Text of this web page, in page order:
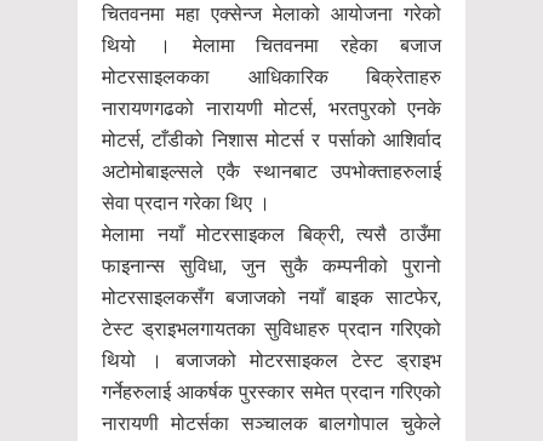
चितवनमा महा एक्सेन्ज मेलाको आयोजना गरेको
थियो । मेलामा चितवनमा रहेका बजाज
मोटरसाइलकका आधिकारिक बिक्रेताहरु
नारायणगढको नारायणी मोटर्स, भरतपुरको एनके
मोटर्स, टाँडीको निशास मोटर्स र पर्साको आशिर्वाद
अटोमोबाइल्सले एकै स्थानबाट उपभोक्ताहरुलाई
सेवा प्रदान गरेका थिए ।
मेलामा नयाँ मोटरसाइकल बिक्री, त्यसै ठाउँमा
फाइनान्स सुविधा, जुन सुकै कम्पनीको पुरानो
मोटरसाइलकसँग बजाजको नयाँ बाइक साटफेर,
टेस्ट ड्राइभलगायतका सुविधाहरु प्रदान गरिएको
थियो । बजाजको मोटरसाइकल टेस्ट ड्राइभ
गर्नेहरुलाई आकर्षक पुरस्कार समेत प्रदान गरिएको
नारायणी मोटर्सका सञ्चालक बालगोपाल चुकेले